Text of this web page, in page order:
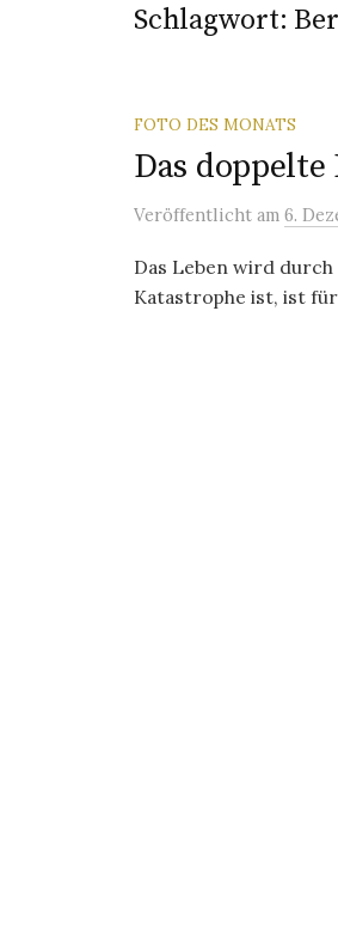
Schlagwort:
FOTO DES MONATS
Das doppelte
Veröffentlicht am 6.
Das Leben wird
Katastrophe ist, ist